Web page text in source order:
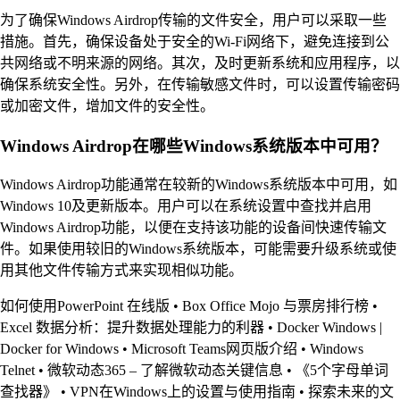
为了确保Windows Airdrop传输的文件安全，用户可以采取一些
措施。首先，确保设备处于安全的Wi-Fi网络下，避免连接到公
共网络或不明来源的网络。其次，及时更新系统和应用程序，以
确保系统安全性。另外，在传输敏感文件时，可以设置传输密码
或加密文件，增加文件的安全性。
Windows Airdrop在哪些Windows系统版本中可用？
Windows Airdrop功能通常在较新的Windows系统版本中可用，如
Windows 10及更新版本。用户可以在系统设置中查找并启用
Windows Airdrop功能，以便在支持该功能的设备间快速传输文
件。如果使用较旧的Windows系统版本，可能需要升级系统或使
用其他文件传输方式来实现相似功能。
如何使用PowerPoint 在线版 • Box Office Mojo 与票房排行榜 •
Excel 数据分析：提升数据处理能力的利器 • Docker Windows |
Docker for Windows • Microsoft Teams网页版介绍 • Windows
Telnet• 微软动态365 – 了解微软动态关键信息 •
《5个字母单词
查找器》
• VPN在Windows上的设置与使用指南 • 探索未来的文